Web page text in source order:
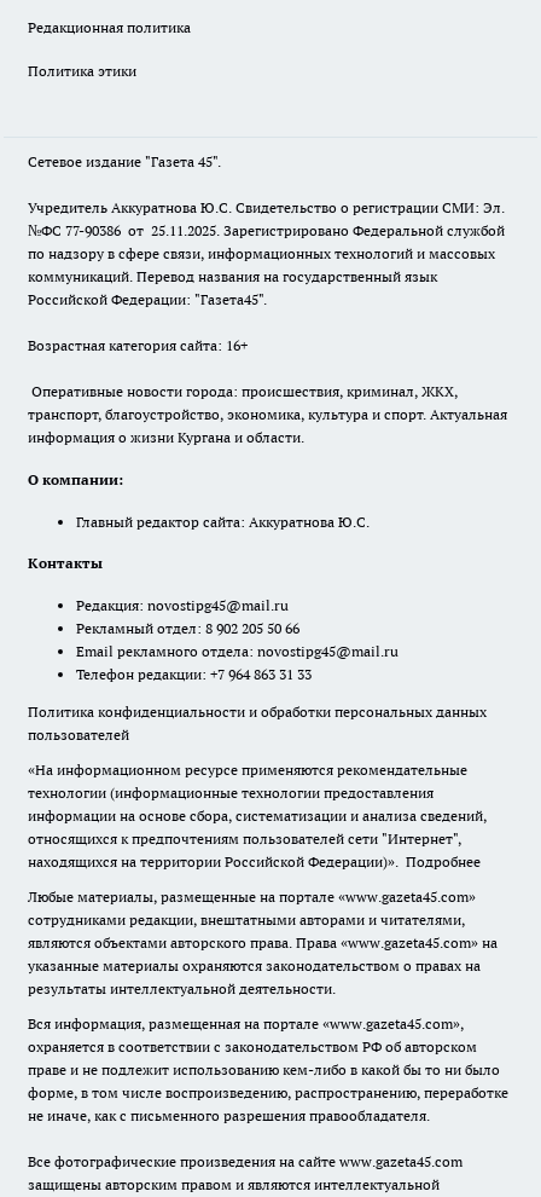
Редакционная политика
Политика этики
Сетевое издание "Газета 45".
Учредитель Аккуратнова Ю.С. Свидетельство о регистрации СМИ: Эл.
№ФС 77-90386 от 25.11.2025. Зарегистрировано Федеральной службой
по надзору в сфере связи, информационных технологий и массовых
коммуникаций. Перевод названия на государственный язык
Российской Федерации: "Газета45".
Возрастная категория сайта: 16+
Оперативные новости города: происшествия, криминал, ЖКХ,
транспорт, благоустройство, экономика, культура и спорт. Актуальная
информация о жизни Кургана и области.
О компании:
Главный редактор сайта: Аккуратнова Ю.С.
Контакты
Редакция: novostipg45@mail.ru
Рекламный отдел: 8 902 205 50 66
Email рекламного отдела: novostipg45@mail.ru
Телефон редакции: +7 964 863 31 33
Политика конфиденциальности и обработки персональных данных
пользователей
«На информационном ресурсе применяются рекомендательные
технологии (информационные технологии предоставления
информации на основе сбора, систематизации и анализа сведений,
относящихся к предпочтениям пользователей сети "Интернет",
находящихся на территории Российской Федерации)». Подробнее
Любые материалы, размещенные на портале «www.gazeta45.com»
сотрудниками редакции, внештатными авторами и читателями,
являются объектами авторского права. Права «www.gazeta45.com» на
указанные материалы охраняются законодательством о правах на
результаты интеллектуальной деятельности.
Вся информация, размещенная на портале «www.gazeta45.com»,
охраняется в соответствии с законодательством РФ об авторском
праве и не подлежит использованию кем-либо в какой бы то ни было
форме, в том числе воспроизведению, распространению, переработке
не иначе, как с письменного разрешения правообладателя.
Все фотографические произведения на сайте www.gazeta45.com
защищены авторским правом и являются интеллектуальной